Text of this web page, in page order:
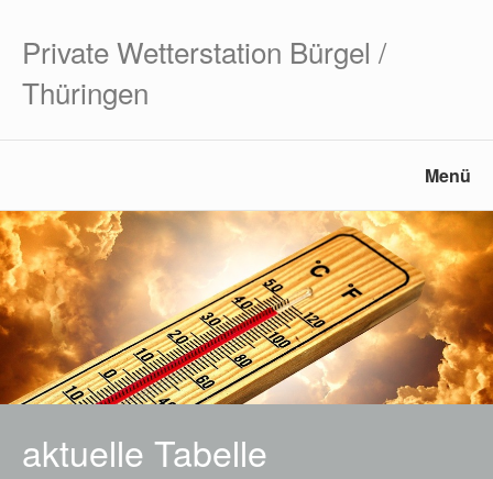
Private Wetterstation Bürgel /
Thüringen
Menü
aktuelle Tabelle